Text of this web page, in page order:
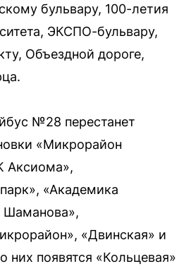
бульвару, 100-летия
ЭКСПО-бульвару,
Объездной дороге,
№28 перестанет
«Микрорайон
Аксиома»,
«Академика
Шаманова»,
«Двинская» и
них появятся «Кольцевая»